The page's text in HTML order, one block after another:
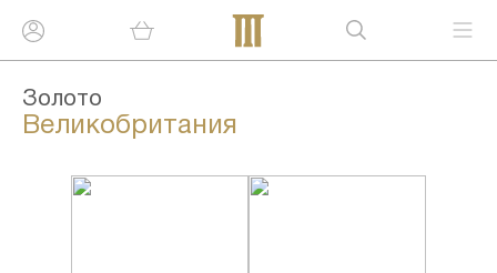
Золото
Великобритания